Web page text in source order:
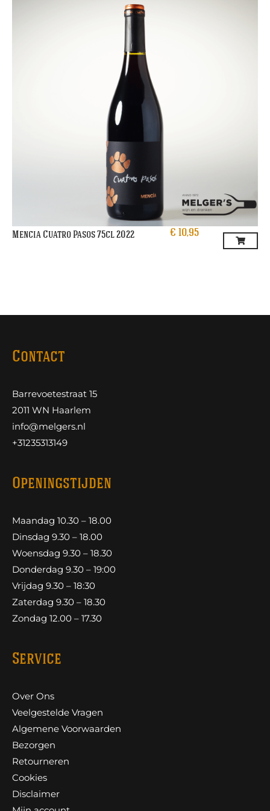
Mencia Cuatro Pasos 75cl 2022 € 10,95
Contact
Barrevoetestraat 15
2011 WN Haarlem
info@melgers.nl
+31235313149
Openingstijden
Maandag 10.30 – 18.00
Dinsdag 9.30 – 18.00
Woensdag 9.30 – 18.30
Donderdag 9.30 – 19:00
Vrijdag 9.30 – 18:30
Zaterdag 9.30 – 18.30
Zondag 12.00 – 17.30
Service
Over Ons
Veelgestelde Vragen
Algemene Voorwaarden
Bezorgen
Retourneren
Cookies
Disclaimer